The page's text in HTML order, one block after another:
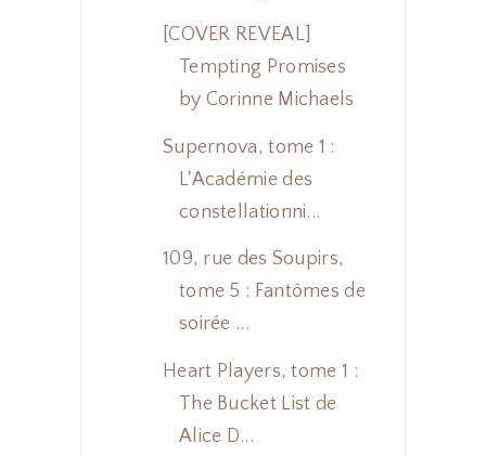
[COVER REVEAL]
Tempting Promises
by Corinne Michaels
Supernova, tome 1 :
L'Académie des
constellationni...
109, rue des Soupirs,
tome 5 : Fantômes de
soirée ...
Heart Players, tome 1 :
The Bucket List de
Alice D...